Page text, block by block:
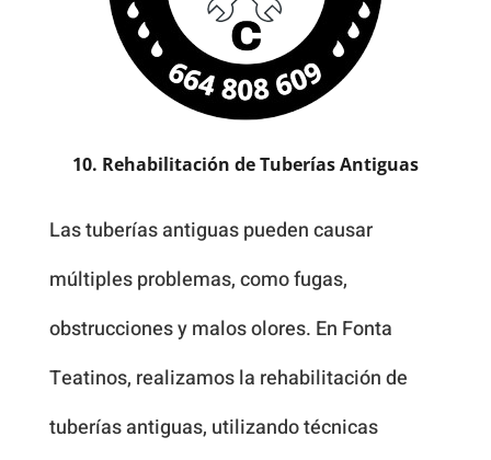
10. Rehabilitación de Tuberías Antiguas
Las tuberías antiguas pueden causar
múltiples problemas, como fugas,
obstrucciones y malos olores. En Fonta
Teatinos, realizamos la rehabilitación de
tuberías antiguas, utilizando técnicas